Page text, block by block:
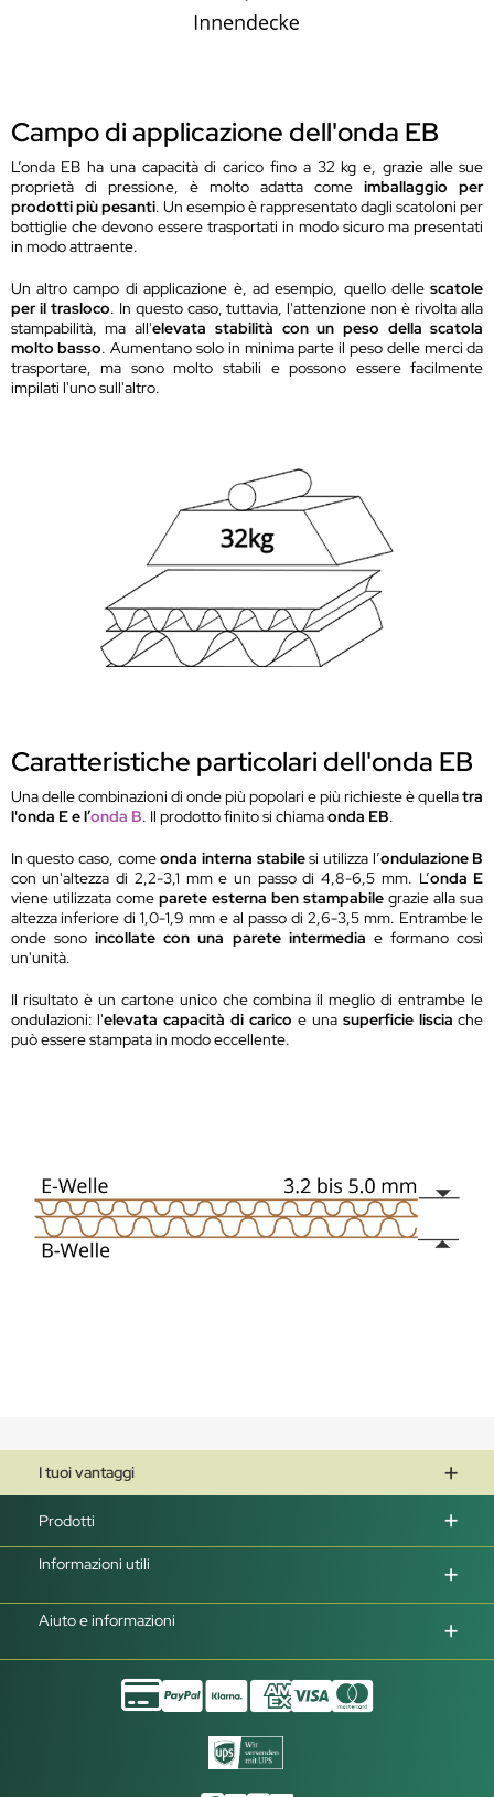
Campo di applicazione dell'onda EB
L’onda EB ha una capacità di carico fino a 32 kg e, grazie alle sue
proprietà di pressione, è molto adatta comeimballaggio per
prodotti più pesanti. Un esempio è rappresentato dagli scatoloni per
bottiglie che devono essere trasportati in modo sicuro ma presentati
in modo attraente.
Un altro campo di applicazione è, ad esempio, quello dellescatole
per il trasloco. In questo caso, tuttavia, l'attenzione non è rivolta alla
stampabilità, ma all'elevata stabilità con un peso della scatola
molto basso. Aumentano solo in minima parte il peso delle merci da
trasportare, ma sono molto stabili e possono essere facilmente
impilati l'uno sull'altro.
Caratteristiche particolari dell'onda EB
Una delle combinazioni di onde più popolari e più richieste è quellatra
l'onda E e l’onda B. Il prodotto finito si chiamaonda EB.
In questo caso, comeonda interna stabilesi utilizza l’ondulazione B
con un'altezza di 2,2-3,1 mm e un passo di 4,8-6,5 mm. L’onda E
viene utilizzata come parete esterna ben stampabile grazie alla sua
altezza inferiore di 1,0-1,9 mm e al passo di 2,6-3,5 mm. Entrambe le
onde sono incollate con una parete intermedia e formano così
un'unità.
Il risultato è un cartone unico che combina il meglio di entrambe le
ondulazioni: l'elevata capacità di carico e una superficie liscia che
può essere stampata in modo eccellente.
I tuoi vantaggi
Prodotti
Informazioni utili
Aiuto e informazioni